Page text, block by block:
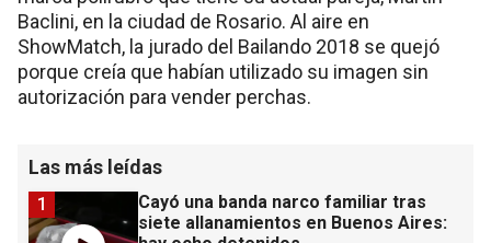
Baclini, en la ciudad de Rosario. Al aire en
ShowMatch, la jurado del Bailando 2018 se quejó
porque creía que habían utilizado su imagen sin
autorización para vender perchas.
Las más leídas
Cayó una banda narco familiar tras
siete allanamientos en Buenos Aires:
1